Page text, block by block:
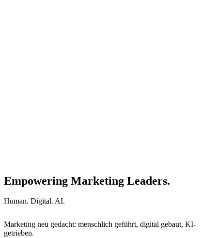
Empowering Marketing Leaders.
Human. Digital. AI.
Marketing neu gedacht: menschlich geführt, digital gebaut, KI-
getrieben.